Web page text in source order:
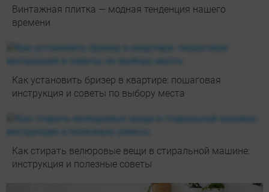
Винтажная плитка — модная тенденция нашего
времени
Как установить бризер в квартире: пошаговая
инструкция и советы по выбору места
Как стирать велюровые вещи в стиральной машине:
инструкция и полезные советы